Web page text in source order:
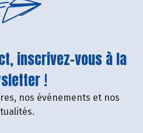
inscrivez-vous à la
!
nos événements et nos